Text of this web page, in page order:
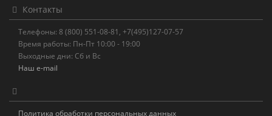
Контакты
Телефоны: 8 (800) 551-08-81, +7(495)127-07-57
Время работы: Пн-Пт 10:00 - 19:00
Выходные дни: Сб и Вс
Наш e-mail
Политика обработки персональных данных